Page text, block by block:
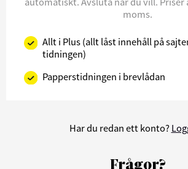
moms.
Allt i Plus (allt låst innehåll på
tidningen)
Papperstidningen i brevlådan
Har du redan ett konto?
Frågor?